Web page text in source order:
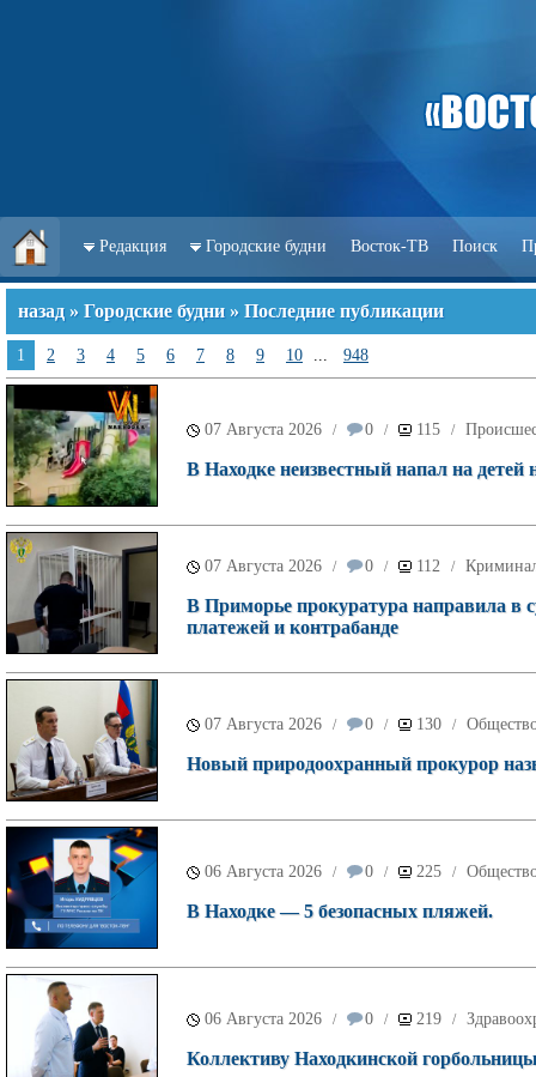
Редакция Городские будни Восток-ТВ Поиск
назад » Городские будни » Последние публикации
1 2 3 4 5 6 7 8 9 10 ... 948
07 Августа 2026 / 0 / 115 /
В Находке неизвестный напал на детей
07 Августа 2026 / 0 / 112 /
В Приморье прокуратура направила в
платежей и контрабанде
07 Августа 2026 / 0 / 130 /
Новый природоохранный прокурор
06 Августа 2026 / 0 / 225 /
В Находке — 5 безопасных пляжей.
06 Августа 2026 / 0 / 219 /
Коллективу Находкинской